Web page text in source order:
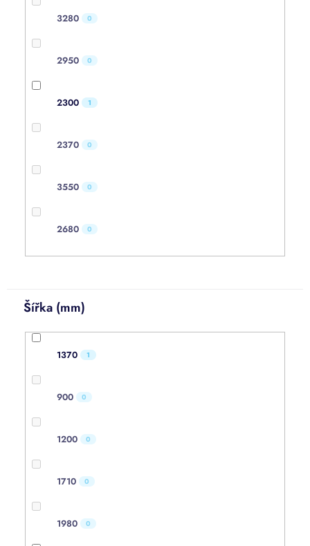
3280 0
2950 0
2300 1
2370 0
3550 0
2680 0
Šířka (mm)
1370 1
900 0
1200 0
1710 0
1980 0